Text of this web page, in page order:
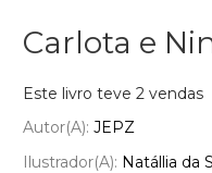
Carlota e
Este livro teve 2 vendas
Autor(a): JEPZ
Ilustrador(a): Natállia da